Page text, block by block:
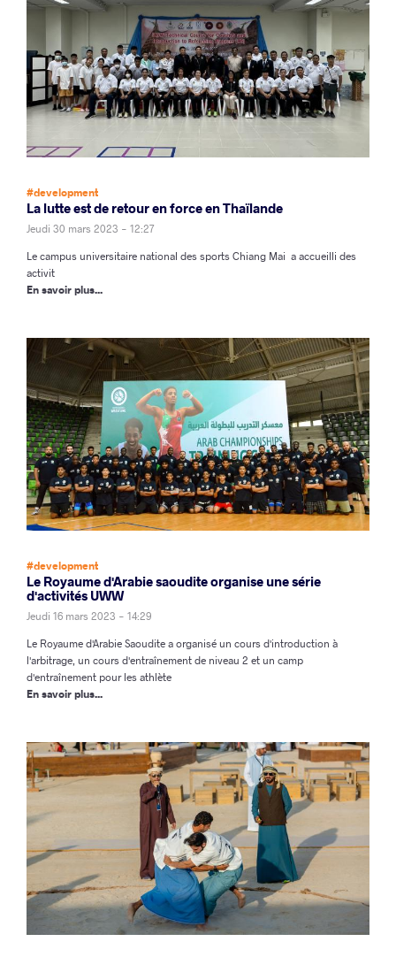
#development
La lutte est de retour en force en Thaïlande
Jeudi 30 mars 2023 - 12:27
Le campus universitaire national des sports Chiang Mai a accueilli des
activit
En savoir plus...
#development
Le Royaume d'Arabie saoudite organise une série
d'activités UWW
Jeudi 16 mars 2023 - 14:29
Le Royaume d'Arabie Saoudite a organisé un cours d'introduction à
l'arbitrage, un cours d'entraînement de niveau 2 et un camp
d'entraînement pour les athlète
En savoir plus...